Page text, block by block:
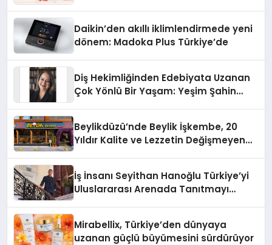
Daikin’den akıllı iklimlendirmede yeni
dönem: Madoka Plus Türkiye’de
Diş Hekimliğinden Edebiyata Uzanan
Çok Yönlü Bir Yaşam: Yeşim Şahin
Beylikdüzü’nde Beylik İşkembe, 20
Yıldır Kalite ve Lezzetin Değişmeyen
İş İnsanı Seyithan Hanoğlu Türkiye’yi
Uluslararası Arenada Tanıtmayı
Mirabellix, Türkiye’den dünyaya
uzanan güçlü büyümesini sürdürüyor